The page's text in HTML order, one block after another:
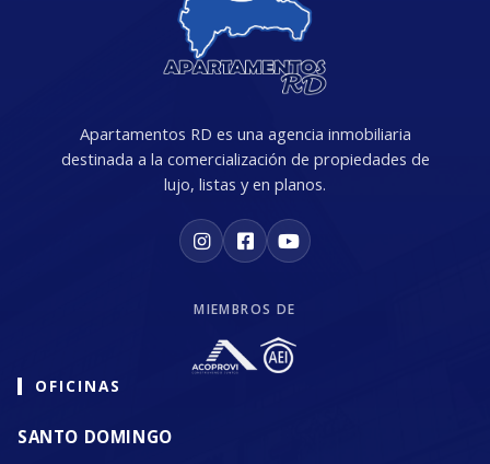
Apartamentos RD es una agencia inmobiliaria
destinada a la comercialización de propiedades de
lujo, listas y en planos.
MIEMBROS DE
OFICINAS
SANTO DOMINGO